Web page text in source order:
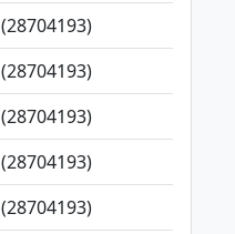
(28704193)
(28704193)
(28704193)
(28704193)
(28704193)